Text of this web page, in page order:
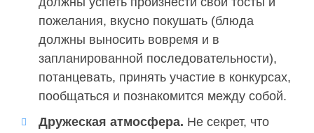
пожелания, вкусно покушать (блюда
должны выносить вовремя и в
запланированной последовательности),
потанцевать, принять участие в конкурсах,
пообщаться и познакомится между собой.
Дружеская атмосфера. Не секрет, что